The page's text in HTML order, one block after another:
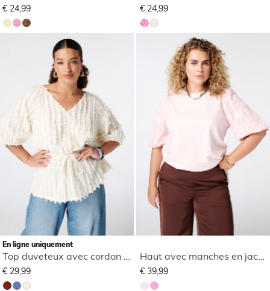
€ 24,99 € 24,99
En ligne uniquement
€ 29,99 € 39,99